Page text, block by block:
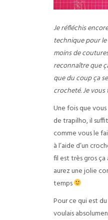
Je réfléchis
technique pour
moins de
reconnaître que
que du coup ça
crocheté. Je
Une fois que
de trapilho, il
comme vous le
à l’aide d’un
fil est très gros
aurez une jolie
temps
Pour ce qui est
voulais